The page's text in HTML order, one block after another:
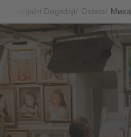
Specijalni Događaji Ostalo